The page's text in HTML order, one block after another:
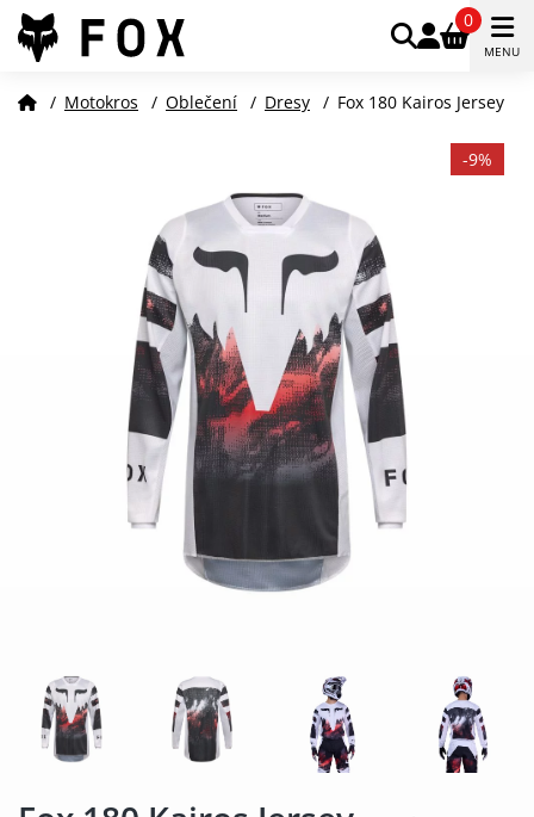
0
MENU
/ Motokros / Oblečení / Dresy / Fox 180 Kairos Jersey
-9%